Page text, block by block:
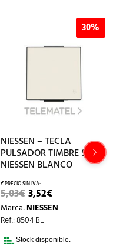
30%
NIESSEN – TECLA
PULSADOR TIMBRE SKY
NIESSEN BLANCO
5,03€EL
PRECIO
ORIGINAL
ERA:
3,52€PRECIO
ACTUAL
Marca:NIESSEN
Ref.: 8504 BL
Stock disponible.